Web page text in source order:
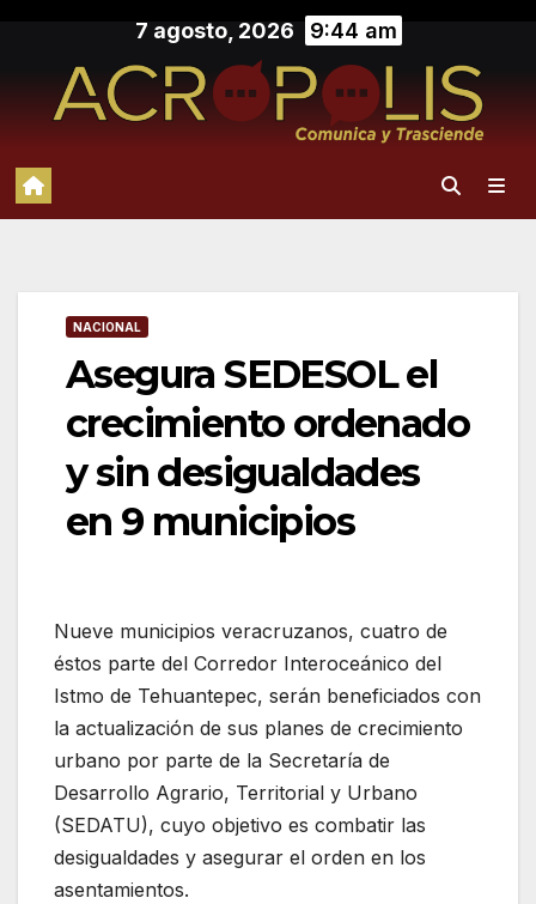
contenido
7 agosto, 2026 9:44 am
NACIONAL
Asegura SEDESOL el
crecimiento ordenado
y sin desigualdades
en 9 municipios
Nueve municipios veracruzanos, cuatro de
éstos parte del Corredor Interoceánico del
Istmo de Tehuantepec, serán beneficiados con
la actualización de sus planes de crecimiento
urbano por parte de la Secretaría de
Desarrollo Agrario, Territorial y Urbano
(SEDATU), cuyo objetivo es combatir las
desigualdades y asegurar el orden en los
asentamientos.